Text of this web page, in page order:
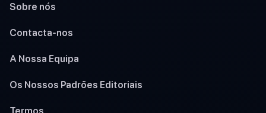
Sobre nós
Contacta-nos
A Nossa Equipa
Os Nossos Padrões Editoriais
Termos